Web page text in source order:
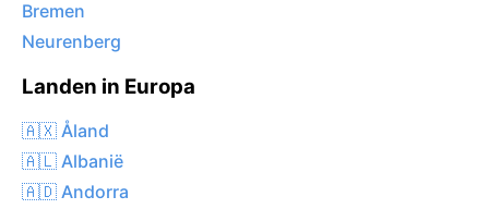
Bremen
Neurenberg
Landen in Europa
🇦🇽 Åland
🇦🇱 Albanië
🇦🇩 Andorra